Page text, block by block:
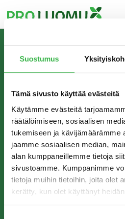
Suostumus
Tämä sivusto käyttää evästeitä
Käytämme evästeitä
räätälöimiseen, sosiaalisen
tukemiseen ja kävijämäärämme
jaamme sosiaalisen median,
alan kumppaneillemme tietoja
sivustoamme. Kumppanimme
tietoja muihin tietoihin, joita olet
kerätty, kun olet käyttänyt heidän
to
content
TIETOA MEISTÄ
Pro Luomu on luomualan